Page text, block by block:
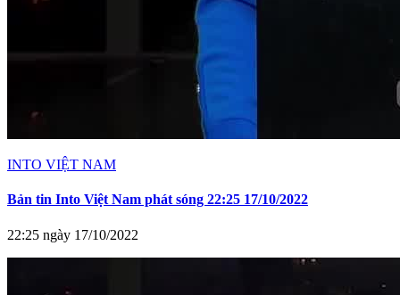
INTO VIỆT NAM
Bản tin Into Việt Nam phát sóng 22:25 17/10/2022
22:25 ngày 17/10/2022